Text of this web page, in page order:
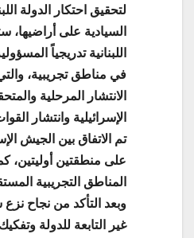
لتحقيق احتكار الدولة
السيادية على أراضيها،
اللبنانية تدريجياً
في مناطق تجريبية،
الانتشار المرحلية
الإسرائيلية وانتشار
تم الاتفاق بين الجيش
على منطقتين أوليتين،
المناطق التجريبية
وبعد التأكد من نجاح
غير التابعة للدولة